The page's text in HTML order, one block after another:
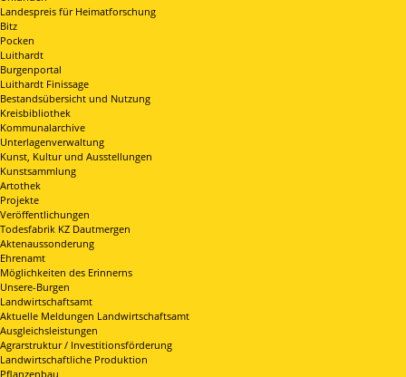
Landespreis für Heimatforschung
Bitz
Pocken
Luithardt
Burgenportal
Luithardt Finissage
Bestandsübersicht und Nutzung
Kreisbibliothek
Kommunalarchive
Unterlagenverwaltung
Kunst, Kultur und Ausstellungen
Kunstsammlung
Artothek
Projekte
Veröffentlichungen
Todesfabrik KZ Dautmergen
Aktenaussonderung
Ehrenamt
Möglichkeiten des Erinnerns
Unsere-Burgen
Landwirtschaftsamt
Aktuelle Meldungen Landwirtschaftsamt
Ausgleichsleistungen
Agrarstruktur / Investitionsförderung
Landwirtschaftliche Produktion
Pflanzenbau